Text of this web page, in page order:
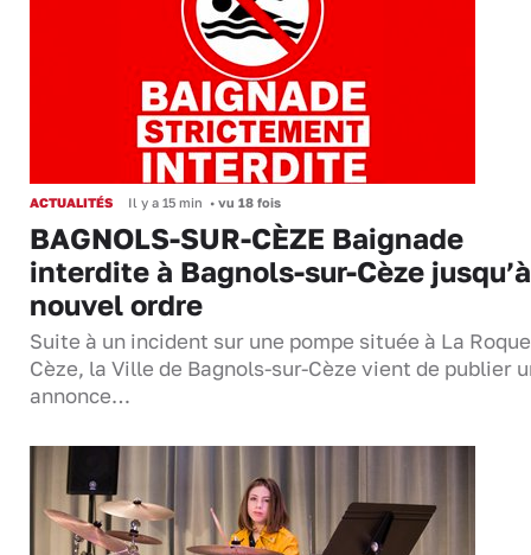
ACTUALITÉS Il y a 15 min • vu 18 fois
BAGNOLS-SUR-CÈZE Baignade
interdite à Bagnols-sur-Cèze jusqu’à
nouvel ordre
Suite à un incident sur une pompe située à La
Cèze, la Ville de Bagnols-sur-Cèze vient de publier
annonce…